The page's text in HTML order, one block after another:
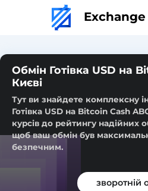
Обмін Готівка USD на
Києві
Тут ви знайдете комплексну
Готівка USD на Bitcoin Cash
курсів до рейтингу надійних
щоб ваш обмін був
безпечним.
зворотній